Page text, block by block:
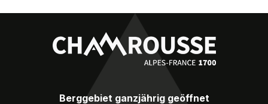
Berggebiet ganzjährig geöffnet